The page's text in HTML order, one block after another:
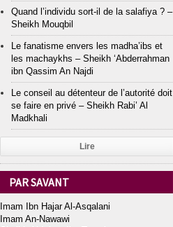
Quand l’individu sort-il de la salafiya ? –
Sheikh Mouqbil
Le fanatisme envers les madha’ibs et
les machaykhs – Sheikh ‘Abderrahman
ibn Qassim An Najdi
Le conseil au détenteur de l’autorité doit
se faire en privé – Sheikh Rabi’ Al
Madkhali
Lire
PAR SAVANT
Imam Ibn Hajar Al-Asqalani
Imam An-Nawawi